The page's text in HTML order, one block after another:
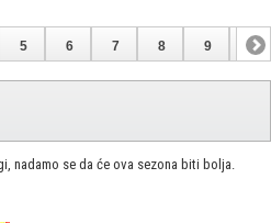
5 6 7 8 9 10
nadamo se da će ova sezona biti bolja.